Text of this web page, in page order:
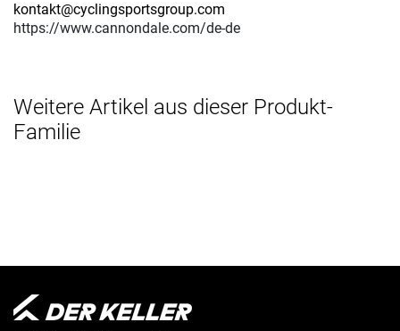
kontakt@cyclingsportsgroup.com
https://www.cannondale.com/de-de
Weitere Artikel aus dieser Produkt-
Familie